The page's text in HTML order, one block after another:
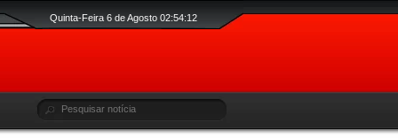
Quinta-Feira 6 de Agosto 02:54:13